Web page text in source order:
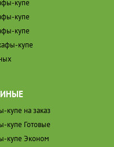
купе
купе
купе
купе
купе на заказ
купе Готовые
купе Эконом